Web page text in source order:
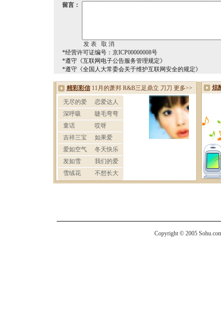
留言：
*经营许可证编号：京ICP00000008号
*遵守《互联网电子公告服务管理规定》
*遵守《全国人大常委会关于维护互联网安全的规定》
Copyright © 2005